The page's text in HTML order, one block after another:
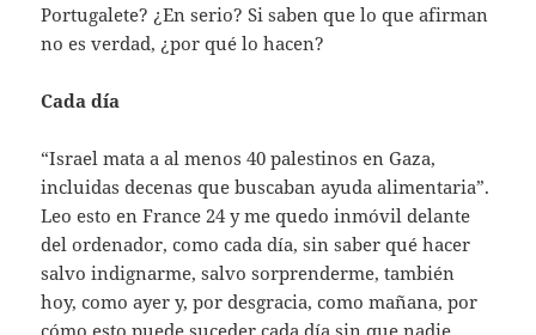
Portugalete? ¿En serio? Si saben que lo que afirman
no es verdad, ¿por qué lo hacen?
Cada día
“Israel mata a al menos 40 palestinos en Gaza,
incluidas decenas que buscaban ayuda alimentaria”.
Leo esto en France 24 y me quedo inmóvil delante
del ordenador, como cada día, sin saber qué hacer
salvo indignarme, salvo sorprenderme, también
hoy, como ayer y, por desgracia, como mañana, por
cómo esto puede suceder cada día sin que nadie